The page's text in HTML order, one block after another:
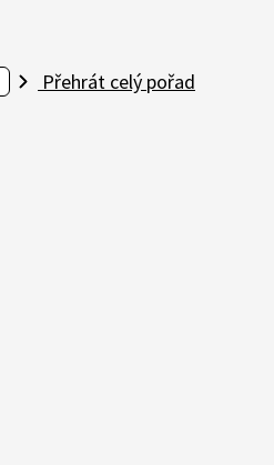
Přehrát celý pořad